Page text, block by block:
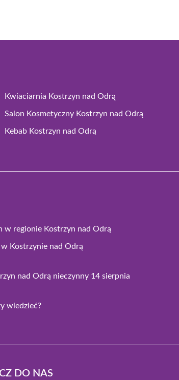
Kwiaciarnia Kostrzyn nad Odrą
Salon Kosmetyczny Kostrzyn nad Odrą
Kebab Kostrzyn nad Odrą
w regionie Kostrzyn nad Odrą
Kostrzynie nad Odrą
nad Odrą nieczynny 14 sierpnia
wiedzieć?
DO NAS